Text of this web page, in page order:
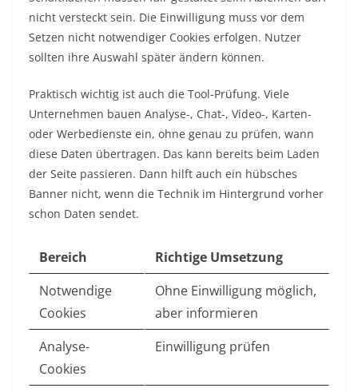
nicht versteckt sein. Die Einwilligung muss vor dem
Setzen nicht notwendiger Cookies erfolgen. Nutzer
sollten ihre Auswahl später ändern können.
Praktisch wichtig ist auch die Tool-Prüfung. Viele
Unternehmen bauen Analyse-, Chat-, Video-, Karten-
oder Werbedienste ein, ohne genau zu prüfen, wann
diese Daten übertragen. Das kann bereits beim Laden
der Seite passieren. Dann hilft auch ein hübsches
Banner nicht, wenn die Technik im Hintergrund vorher
schon Daten sendet.
Bereich
Richtige Umsetzung
Notwendige
Cookies
Ohne Einwilligung möglich,
aber informieren
Analyse-
Cookies
Einwilligung prüfen